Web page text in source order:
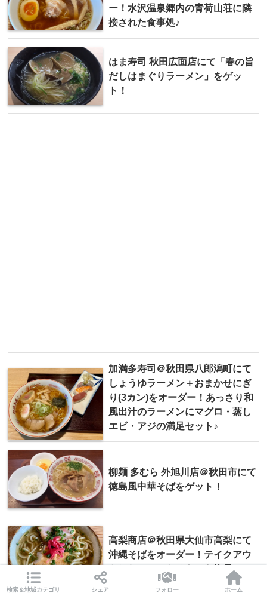
ー！水沢温泉郷内の青荷山荘に隣
接された食事処♪
はま寿司 秋田広面店にて「春の旨
だしはまぐりラーメン」をゲッ
ト！
加満多寿司＠秋田県八郎潟町にて
しょうゆラーメン＋おまかせにぎ
り(3カン)をオーダー！あっさり和
風出汁のラーメンにマグロ・蒸し
エビ・アジの満足セット♪
柳麺 多むら 外旭川店＠秋田市にて
徳島風中華そばをゲット！
高梨商店＠秋田県大仙市高梨にて
沖縄そばをオーダー！テイクアウ
トしたローストチキンも絶品♪
検索＆地域カテゴリ シェア フォロー ホーム